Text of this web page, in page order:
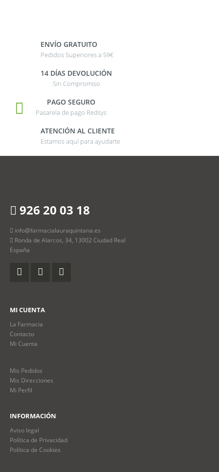
ENVÍO GRATUITO
Pedidos Superiores a 59€
14 DÍAS DEVOLUCIÓN
Sin Compromiso
PAGO SEGURO
Pasarela de pago Redsys
ATENCIÓN AL CLIENTE
Estamos aquí para ayudarte
926 20 03 18
info@farmacialauraquintana.es
Ronda de Alarcos, 34, 13002 Ciudad Real
España
MI CUENTA
La Farmacia
Contacto
Mi Cuenta
Mis Pedidos
Mis Direcciones
Mi Perfil
INFORMACIÓN
Aviso legal
Política de Privacidad
Política de Cookies